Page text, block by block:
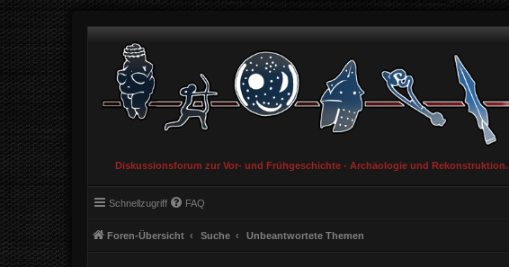
Diskussionsforum zur Vor- und Frühgeschichte - Archäologie und Rekonstruktion.
Schnellzugriff FAQ
Foren-Übersicht Suche Unbeantwortete Themen